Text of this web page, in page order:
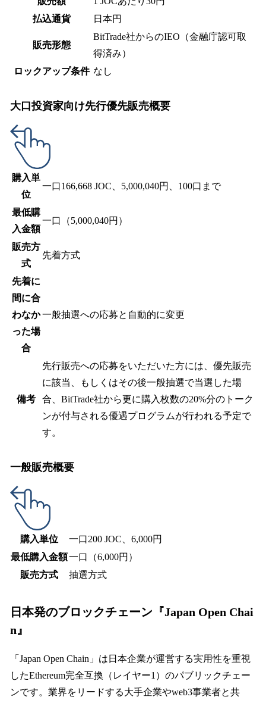
払込通貨
日本円
販売形態
BitTrade社からのIEO（金融庁認可取
得済み）
ロックアップ条件 なし
大口投資家向け先行優先販売概要
購入単
位
一口166,668 JOC、5,000,040円、100口まで
最低購
入金額
一口（5,000,040円）
販売方
式
先着方式
先着に
間に合
わなか
った場
合
一般抽選への応募と自動的に変更
備考
先行販売への応募をいただいた方には、優先販売
に該当、もしくはその後一般抽選で当選した場
合、BitTrade社から更に購入枚数の20%分のトーク
ンが付与される優遇プログラムが行われる予定で
す。
一般販売概要
購入単位
一口200 JOC、6,000円
最低購入金額一口（6,000円）
販売方式
抽選方式
日本発のブロックチェーン『Japan Open Chai
n』​
「Japan Open Chain」は日本企業が運営する実用性を重視
したEthereum完全互換（レイヤー1）のパブリックチェー
ンです。業界をリードする大手企業やweb3事業者と共